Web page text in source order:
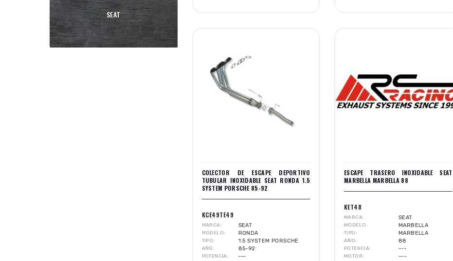
SEAT
COLECTOR DE ESCAPE DEPORTIVO
TUBULAR INOXIDABLE SEAT RONDA 1.5
SYSTEM PORSCHE 85-92
KCE49TE49
MARCA SEAT
MODELO RONDA
TIPO 1.5 SYSTEM PORSCHE
AÑO 85-92
POTENCIA ---
ESCAPE TRASERO INOXIDABLE SEAT
MARBELLA MARBELLA 88
KET48
MARCA SEAT
MODELO MARBELLA
TIPO MARBELLA
AÑO 88
POTENCIA ---
MOTOR ---